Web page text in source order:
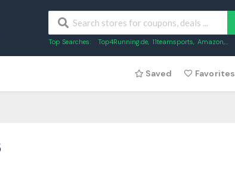
Top Searches: Top4Running.de, 11teamsports, Amazon,...
Saved Favorites